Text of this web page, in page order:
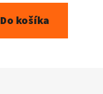
Do košíka